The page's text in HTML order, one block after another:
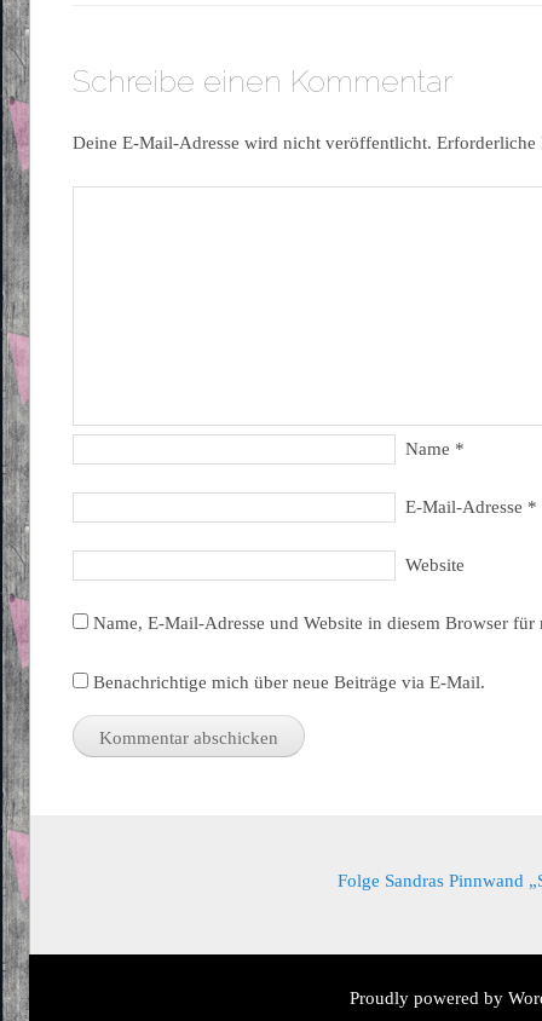
Schreibe einen Kommentar
Deine E-Mail-Adresse wird nicht veröffentlicht.
Name *
E-Mail-Adresse *
Website
Name, E-Mail-Adresse und Website in diesem Browser
Benachrichtige mich über neue Beiträge via E-Mail.
Folge Sandras Pinnwand
Proudly powered by